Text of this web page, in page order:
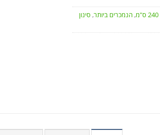
, הנמכרים ביותר, סינון